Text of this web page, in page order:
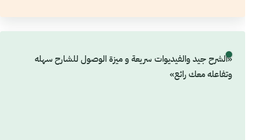
«الشرح جيد والفيديوات سريعة و ميزة الوصول للشارح سهله
وتفاعله معك رائع»